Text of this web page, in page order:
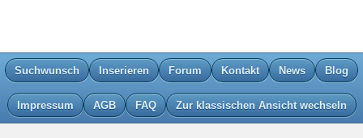
Suchwunsch Inserieren Forum Kontakt News Blog
Impressum AGB FAQ Zur klassischen Ansicht wechseln